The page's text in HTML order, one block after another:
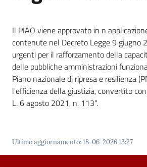
Vivere
Castel
Maggiore
Trasparente
Menu selezionato
Il PIAO viene approvato in n
contenute nel Decreto Legge 9 giugno
urgenti per il rafforzamento della
delle pubbliche amministrazioni
Piano nazionale di ripresa e resilienza
l'efficienza della giustizia, convertito
L. 6 agosto 2021, n. 113".
Ultimo aggiornamento:18-06-2026 13:27